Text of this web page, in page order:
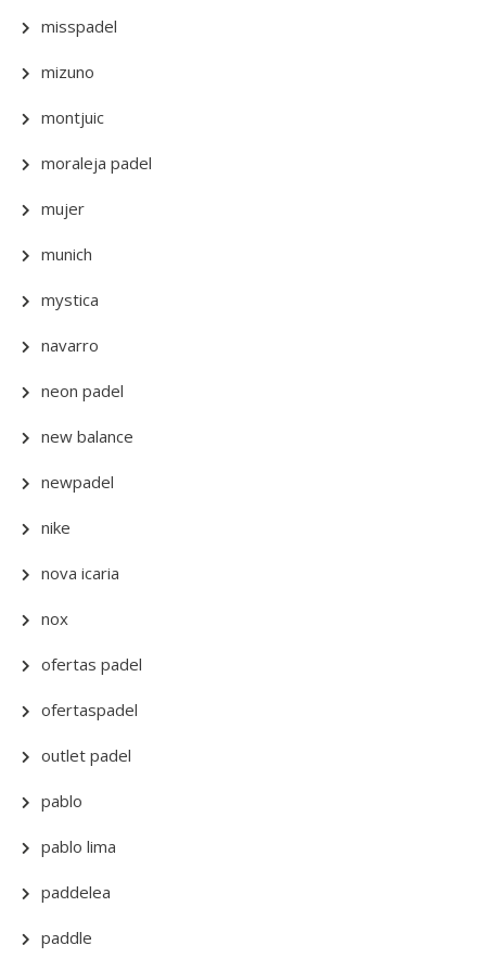
misspadel
mizuno
montjuic
moraleja padel
mujer
munich
mystica
navarro
neon padel
new balance
newpadel
nike
nova icaria
nox
ofertas padel
ofertaspadel
outlet padel
pablo
pablo lima
paddelea
paddle